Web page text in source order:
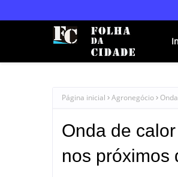
Página inicial Agronegócio
Onda de
nos próximos